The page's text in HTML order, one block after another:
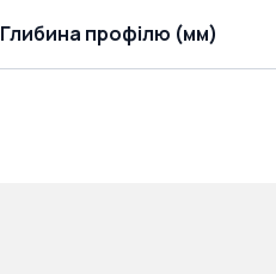
Глибина профілю (мм)